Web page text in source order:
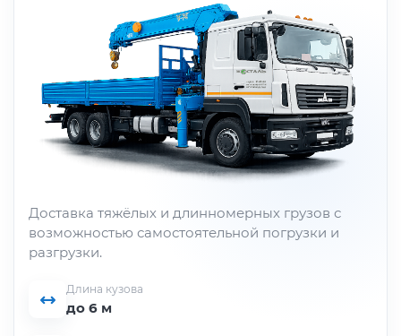
Доставка тяжёлых и длинномерных грузов с
возможностью самостоятельной погрузки и
разгрузки.
Длина кузова
до 6 м